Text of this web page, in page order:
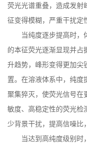
荧光光谱重叠，造成发射
征变得模糊，严重干扰定
当纯度逐步提高时，
的本征荧光逐渐显现并占
升趋势，峰形变得更加尖
置。在溶液体系中，纯度
聚集猝灭，使荧光信号在
敏度、高稳定性的荧光检
少背景干扰，提高信噪比
当达到高纯度级别时，